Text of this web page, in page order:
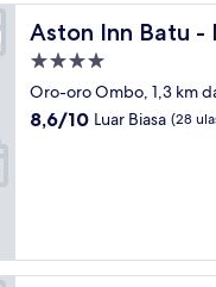
Aston Inn Batu -
Aston Inn Batu -
Properti
bintang
4.0
Oro-oro Ombo, 1,3 km
8.6
8,6/10 Luar Biasa (28